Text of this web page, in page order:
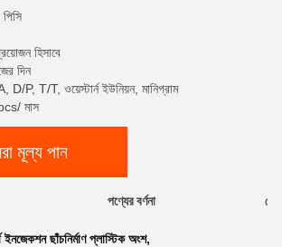
হিসাবে
দিন
P, T/T, ওয়েস্টার্ন ইউনিয়ন, মানিগ্রাম
মাস
মূল্য পান
পণ্যের বর্ণনা
ইনজেকশন ছাঁচনির্মাণ প্লাস্টিক অংশ,